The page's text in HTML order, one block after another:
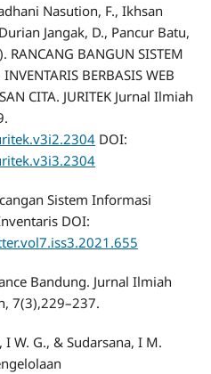
Nasution, F., Ikhsan
Jangak, D., Pancur Batu,
BANGUN SISTEM
BERBASIS WEB
CITA. JURITEK Jurnal Ilmiah
DOI:
Sistem Informasi
DOI:
Bandung. Jurnal Ilmiah
7(3),229–237.
I W. G., & Sudarsana, I M.